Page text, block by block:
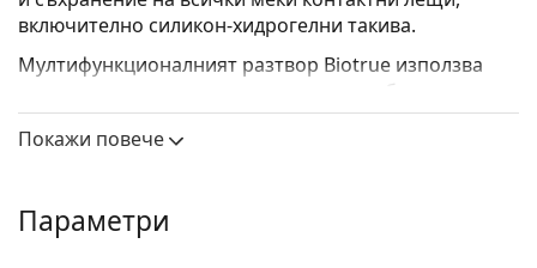
включително силикон-хидрогелни такива.
Мултифункционалният разтвор Biotrue използва
иновативна техология, вдъхновена от биологията.
Смазка с pH, балансирана до ниво, сравнимо с
естествените сълзи, покрива лещите с овлажняващ
човешките сълзи.
Покажи повече
Параметри